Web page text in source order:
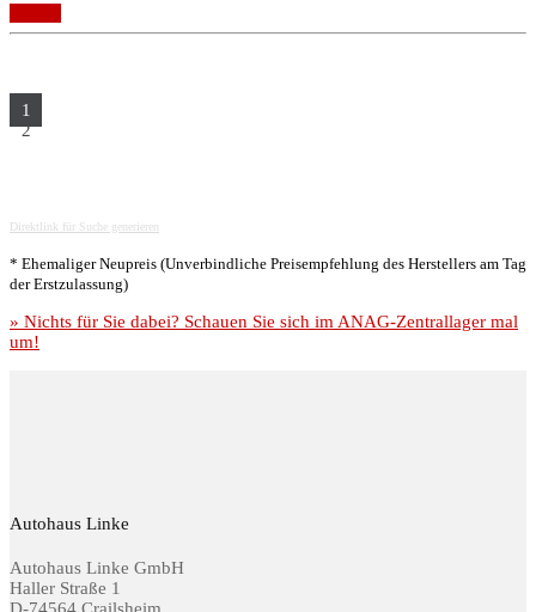
1
2
Direktlink für Suche generieren
* Ehemaliger Neupreis (Unverbindliche Preisempfehlung des Herstellers am Tag
der Erstzulassung)
» Nichts für Sie dabei? Schauen Sie sich im ANAG-Zentrallager mal
um!
Autohaus Linke
Autohaus Linke GmbH
Haller Straße 1